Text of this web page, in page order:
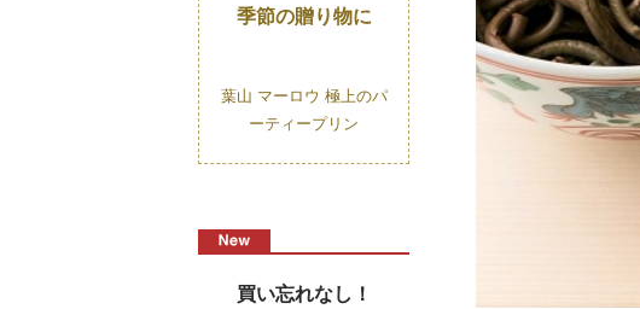
季節の贈り物に
葉山 マーロウ 極上のパ
ーティープリン
買い忘れなし！